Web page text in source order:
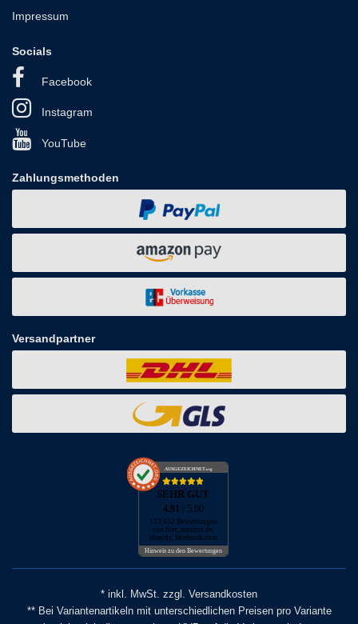
Impressum
Socials
Facebook
Instagram
YouTube
Zahlungsmethoden
Versandpartner
AUSGEZEICHNET.org
SEHR GUT
4.91 / 5.00
173.452 Bewertungen
von hier, amazon.de,
ebay.de, facebook.com
Hinweis zu den Bewertungen
* inkl. MwSt. zzgl. Versandkosten
** Bei Variantenartikeln mit unterschiedlichen Preisen pro Variante